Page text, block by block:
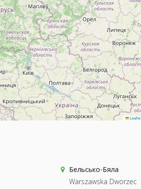
Leaflet
Бельсько-Бяла
Warszawska Dworzec